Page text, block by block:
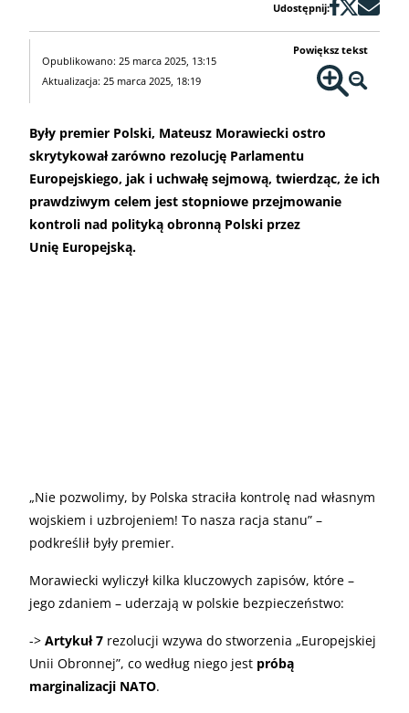
Udostępnij:
Opublikowano: 25 marca 2025, 13:15
Aktualizacja: 25 marca 2025, 18:19
Powiększ tekst
Były premier Polski, Mateusz Morawiecki ostro
skrytykował zarówno rezolucję Parlamentu
Europejskiego, jak i uchwałę sejmową, twierdząc, że ich
prawdziwym celem jest stopniowe przejmowanie
kontroli nad polityką obronną Polski przez
Unię Europejską.
„Nie pozwolimy, by Polska straciła kontrolę nad własnym
wojskiem i uzbrojeniem! To nasza racja stanu” –
podkreślił były premier.
Morawiecki wyliczył kilka kluczowych zapisów, które –
jego zdaniem – uderzają w polskie bezpieczeństwo:
-> Artykuł 7 rezolucji wzywa do stworzenia „Europejskiej
Unii Obronnej”, co według niego jest próbą
marginalizacji NATO.